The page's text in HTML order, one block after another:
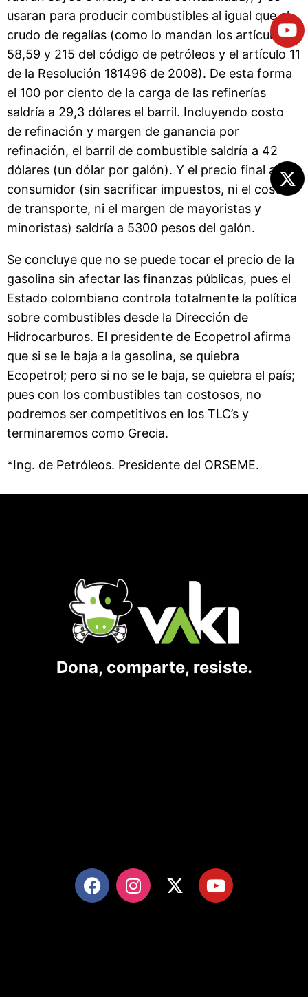
usaran para producir combustibles al igual que el
crudo de regalías (como lo mandan los artículos
58,59 y 215 del código de petróleos y el artículo 11
de la Resolución 181496 de 2008). De esta forma
el 100 por ciento de la carga de las refinerías
saldría a 29,3 dólares el barril. Incluyendo costo
de refinación y margen de ganancia por
refinación, el barril de combustible saldría a 42
dólares (un dólar por galón). Y el precio final al
consumidor (sin sacrificar impuestos, ni el costo
de transporte, ni el margen de mayoristas y
minoristas) saldría a 5300 pesos del galón.
Se concluye que no se puede tocar el precio de la
gasolina sin afectar las finanzas públicas, pues el
Estado colombiano controla totalmente la política
sobre combustibles desde la Dirección de
Hidrocarburos. El presidente de Ecopetrol afirma
que si se le baja a la gasolina, se quiebra
Ecopetrol; pero si no se le baja, se quiebra el país;
pues con los combustibles tan costosos, no
podremos ser competitivos en los TLC’s y
terminaremos como Grecia.
*Ing. de Petróleos. Presidente del ORSEME.
Dona, comparte, resiste.